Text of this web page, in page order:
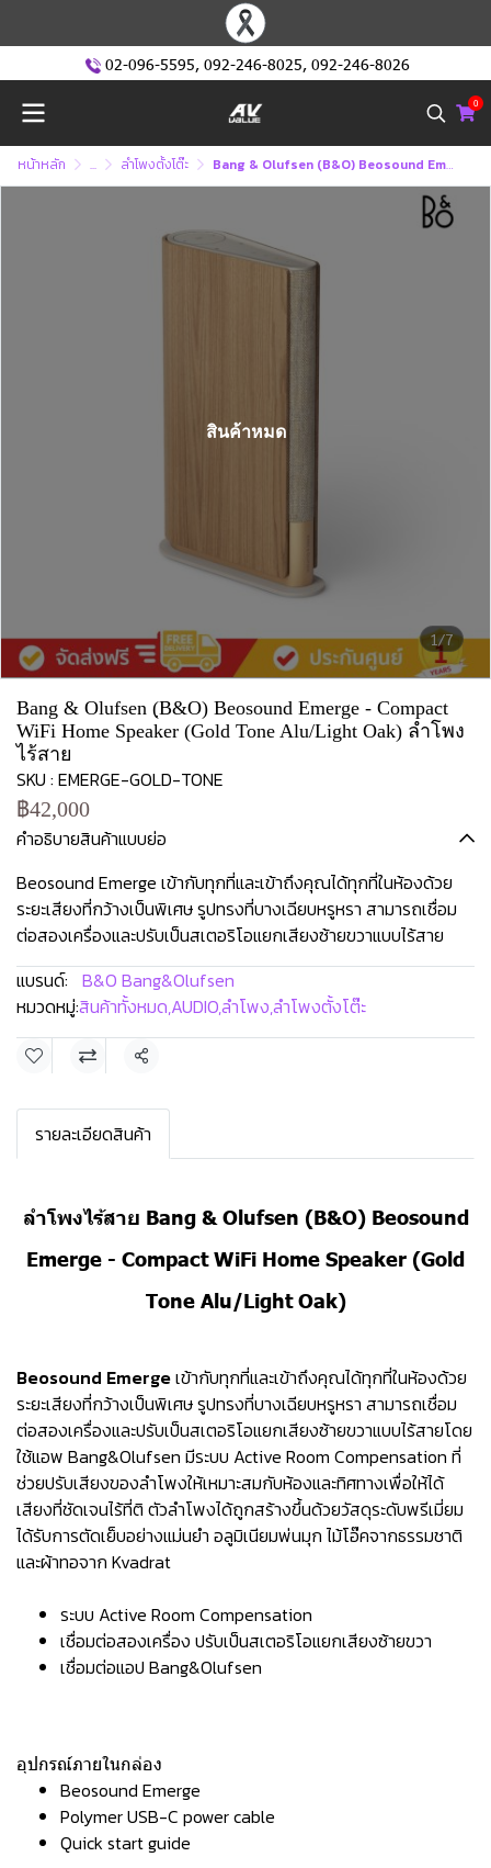
02-096-5595, 092-246-8025, 092-246-8026
0
หน้าหลัก ... ลำโพงตั้งโต๊ะ Bang & Olufsen (ฺB&O) Beosound Emerge - Compact WiFi Home Speaker (Gold Tone Alu/Light Oak) ลำโพงไร้สาย
1/7
สินค้าหมด
Bang & Olufsen (ฺB&O) Beosound Emerge - Compact
WiFi Home Speaker (Gold Tone Alu/Light Oak) ลำโพง
ไร้สาย
SKU : EMERGE-GOLD-TONE
฿42,000
คำอธิบายสินค้าแบบย่อ
Beosound Emerge เข้ากับทุกที่และเข้าถึงคุณได้ทุกที่ในห้องด้วย
ระยะเสียงที่กว้างเป็นพิเศษ รูปทรงที่บางเฉียบหรูหรา สามารถเชื่อม
ต่อสองเครื่องและปรับเป็นสเตอริโอแยกเสียงซ้ายขวาแบบไร้สาย
แบรนด์: B&O Bang&Olufsen
หมวดหมู่:สินค้าทั้งหมด,AUDIO,ลำโพง,ลำโพงตั้งโต๊ะ
แชร์
รายละเอียดสินค้า
ลำโพงไร้สาย Bang & Olufsen (ฺB&O) Beosound
Emerge - Compact WiFi Home Speaker (Gold
Tone Alu/Light Oak)
Beosound Emergeเข้ากับทุกที่และเข้าถึงคุณได้ทุกที่ในห้องด้วย
ระยะเสียงที่กว้างเป็นพิเศษ รูปทรงที่บางเฉียบหรูหรา สามารถเชื่อม
ต่อสองเครื่องและปรับเป็นสเตอริโอแยกเสียงซ้ายขวาแบบไร้สายโดย
ใช้แอพ Bang&Olufsen มีระบบ Active Room Compensation ที่
ช่วยปรับเสียงของลำโพงให้เหมาะสมกับห้องและทิศทางเพื่อให้ได้
เสียงที่ชัดเจนไร้ที่ติ ตัวลำโพงได้ถูกสร้างขึ้นด้วยวัสดุระดับพรีเมี่ยม
ได้รับการตัดเย็บอย่างแม่นยำ อลูมิเนียมพ่นมุก ไม้โอ๊คจากธรรมชาติ
และผ้าทอจาก Kvadrat
ระบบ Active Room Compensation
เชื่อมต่อสองเครื่อง ปรับเป็นสเตอริโอแยกเสียงซ้ายขวา
เชื่อมต่อแอป Bang&Olufsen
อุปกรณ์ภายในกล่อง
Beosound Emerge
Polymer USB-C power cable
Quick start guide